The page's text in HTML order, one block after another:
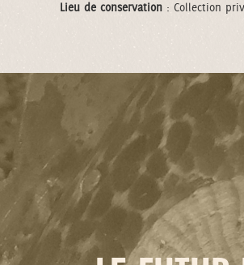
Lieu de conservation : Collection